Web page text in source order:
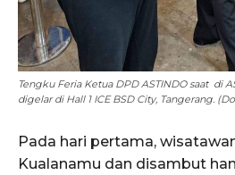
Tengku Feria Ketua DPD ASTINDO saat di
digelar di Hall 1 ICE BSD City, Tangerang.
Pada hari pertama,
Kualanamu dan disambut